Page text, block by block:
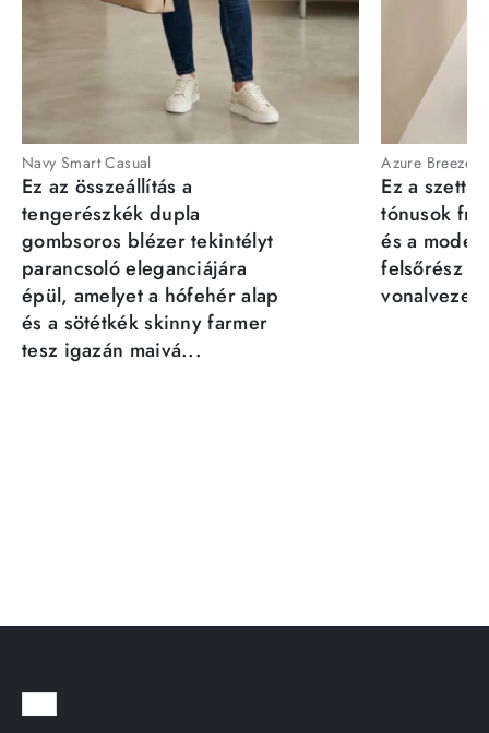
Navy Smart Casual
Ez az összeállítás a
tengerészkék dupla
gombsoros blézer tekintélyt
parancsoló eleganciájára
épül, amelyet a hófehér alap
és a sötétkék skinny farmer
tesz igazán maivá...
Azure Breeze
Ez a szett
tónusok
és a
felsőrész